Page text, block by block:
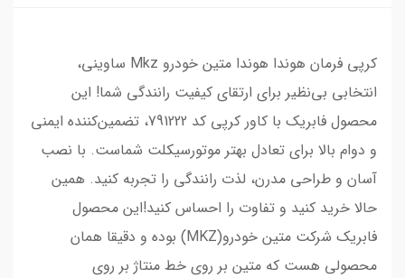
کرپی فرمان هوندا هوندا متین خودرو Mkz ساوینی،
انتخابی بی‌نظیر برای ارتقای کیفیت رانندگی شما! این
محصول فابریک با کاور کرپی کد 791222، تضمین‌کننده ایمنی
و دوام بالا برای تعادل بهتر موتورسیکلت شماست. با نصب
آسان و طراحی مدرن، لذت رانندگی را تجربه کنید. همین
حالا خرید کنید و تفاوت را احساس کنید!این محصول
فابریک شرکت متین خودرو(MKZ) بوده و دقیقا همان
محصولی هست که متین بر روی خط منتاژ بر روی